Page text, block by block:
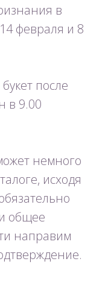
в
февраля и 8
после
в 9.00
немного
исходя
общее
направим